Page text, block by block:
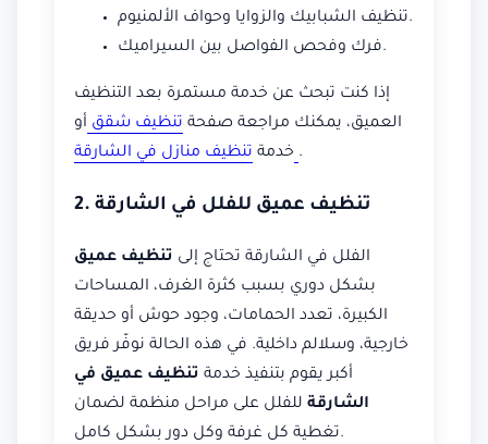
تنظيف الشبابيك والزوايا وحواف الألمنيوم.
فرك وفحص الفواصل بين السيراميك.
إذا كنت تبحث عن خدمة مستمرة بعد التنظيف
العميق، يمكنك مراجعة صفحة تنظيف شقق أو
خدمة .
2. تنظيف عميق للفلل في الشارقة
الفلل في الشارقة تحتاج إلى تنظيف عميق
بشكل دوري بسبب كثرة الغرف، المساحات
الكبيرة، تعدد الحمامات، وجود حوش أو حديقة
خارجية، وسلالم داخلية. في هذه الحالة نوفّر فريق
أكبر يقوم بتنفيذ خدمة تنظيف عميق في
الشارقة للفلل على مراحل منظمة لضمان
تغطية كل غرفة وكل دور بشكل كامل.